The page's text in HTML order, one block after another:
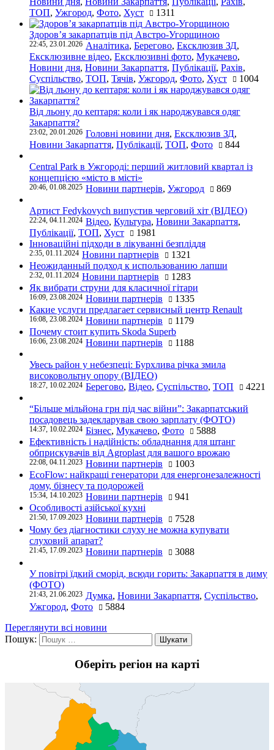
ТОП, Ужгород, Фото, Хуст 1311
Здоров’я закарпатців під Австро-Угорщиною
22:45, 23.01.2026 Аналітика, Берегово, Ексклюзив ЗД,
Ексклюзивне відео, Ексклюзивні фото, Мукачево,
Новини дня, Новини Закарпаття, Публікації, Рахів,
Суспільство, ТОП, Тячів, Ужгород, Фото, Хуст 1004
Від льону до кептаря: коли і як народжувався одяг
Закарпаття?
23:02, 20.01.2026 Головні новини дня, Ексклюзив ЗД,
Новини Закарпаття, Публікації, ТОП, Фото 844
Central Park в Ужгороді: перший житловий квартал із
концепцією «місто в місті»
20:46, 01.08.2025 Новини партнерів, Ужгород 869
Артист Fedykovych випустив черговий хіт (ВІДЕО)
22:24, 04.11.2024 Відео, Культура, Новини Закарпаття,
Публікації, ТОП, Хуст
1981
Інноваційні підходи в лікуванні безпліддя
2:35, 01.11.2024 Новини партнерів
1321
Неожиданный подход к использованию лапши
2:32, 01.11.2024 Новини партнерів
1283
Як вибрати струни для класичної гітари
16:09, 23.08.2024 Новини партнерів
1335
Какие услуги предлагает сервисный центр Renault
16:08, 23.08.2024 Новини партнерів
1179
Почему стоит купить Skoda Superb
16:06, 23.08.2024 Новини партнерів 1188
Увесь район у небезпеці: Бурхлива річка змила
високовольтну опору (ВІДЕО)
18:27, 10.02.2024 Берегово, Відео, Суспільство, ТОП 4221
“Більше мільйона грн під час війни”: Закарпатський
посадовець задекларував свою зарплату (ФОТО)
14:37, 10.02.2024 Бізнес, Мукачево, Фото
5888
Ефективність і надійність: обладнання для штанг
обприскувачів від Agroplast для вашого врожаю
22:08, 04.11.2023 Новини партнерів
1003
EcoFlow: найкращі генератори для енергонезалежності
дому, бізнесу та подорожей
15:34, 14.10.2023 Новини партнерів
941
Особливості азійської кухні
21:50, 17.09.2023 Новини партнерів
7528
Чому без діагностики слуху не можна купувати
слуховий апарат?
21:45, 17.09.2023 Новини партнерів 3088
У повітрі їдкий сморід, всюди горить: Закарпаття в диму
(ФОТО)
21:43, 21.06.2023 Думка, Новини Закарпаття, Суспільство,
Ужгород, Фото
5884
Переглянути всі новини
Пошук:
Оберіть регіон на карті